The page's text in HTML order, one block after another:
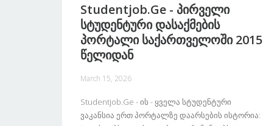
Studentjob.ge - Პირველი
Სტუდენტური Დასაქმების
Პორტალი Საქართველოში 2015
Წელიდან
March 15, 2026
Studentjob.ge - Ის - Ყველა Სტუდენტური
Ვაკანსია Ერთ Პორტალზე Დაარსების Ისტორია: